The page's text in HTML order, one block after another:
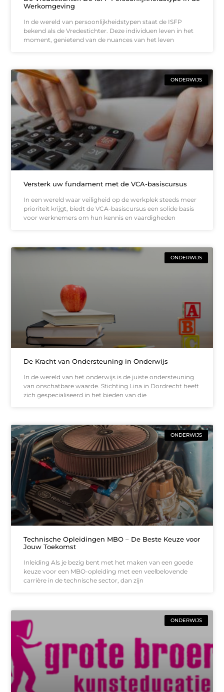
Werkomgeving
In de wereld van persoonlijkheidstypen staat de ISFP
bekend als de Vredestichter. Deze individuen leven in het
moment, genietend van de nuances van het leven
ONDERWIJS
Versterk uw fundament met de VCA-basiscursus
In een wereld waar veiligheid op de werkplek steeds meer
prioriteit krijgt, biedt de VCA-basiscursus een solide basis
voor werknemers om hun kennis en vaardigheden
ONDERWIJS
De Kracht van Ondersteuning in Onderwijs
In de wereld van het onderwijs is de juiste ondersteuning
van onschatbare waarde. Stichting Lina in Dordrecht heeft
zich gespecialiseerd in het bieden van die
ONDERWIJS
Technische Opleidingen MBO – De Beste Keuze voor
Jouw Toekomst
Inleiding Als je bezig bent met het maken van een goede
keuze voor een MBO-opleiding met een veelbelovende
carrière in de technische sector, dan zijn
ONDERWIJS